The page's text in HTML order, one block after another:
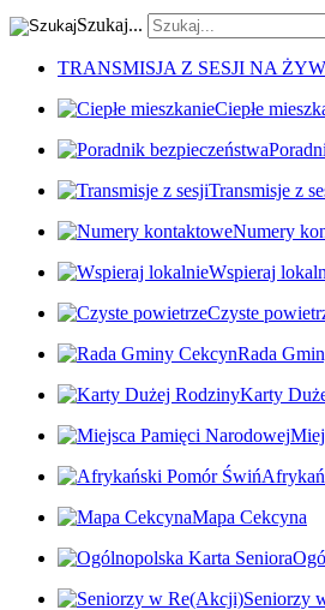
Szukaj...
TRANSMISJA Z SESJI NA
Ciepłe
Transmisje z
Numery
Wspieraj
Czyste
Rada
Karty
Mapa Cekcyna
Seniorzy